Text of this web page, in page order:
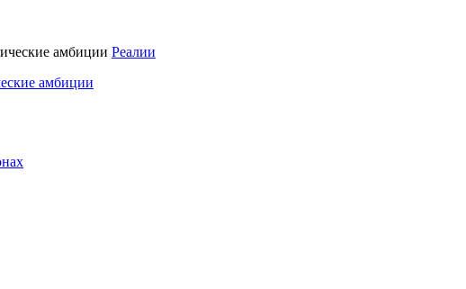
Реалии
амбиции